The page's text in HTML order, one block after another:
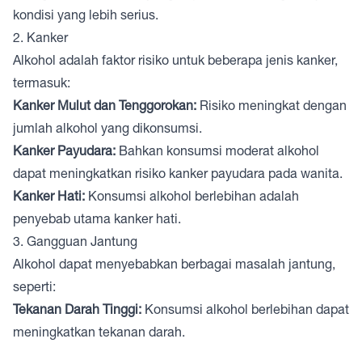
kondisi yang lebih serius.
2. Kanker
Alkohol adalah faktor risiko untuk beberapa jenis kanker,
termasuk:
Kanker Mulut dan Tenggorokan: Risiko meningkat dengan
jumlah alkohol yang dikonsumsi.
Kanker Payudara: Bahkan konsumsi moderat alkohol
dapat meningkatkan risiko kanker payudara pada wanita.
Kanker Hati: Konsumsi alkohol berlebihan adalah
penyebab utama kanker hati.
3. Gangguan Jantung
Alkohol dapat menyebabkan berbagai masalah jantung,
seperti:
Tekanan Darah Tinggi: Konsumsi alkohol berlebihan dapat
meningkatkan tekanan darah.